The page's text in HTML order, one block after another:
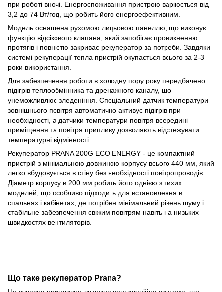
при роботі вночі. Енергоспоживання пристрою варіюється від
3,2 до 74 Вт/год, що робить його енергоефективним.
Модель оснащена рухомою лицьовою панеллю, що виконує
функцію відсікового клапана, який запобігає проникненню
протягів і повністю закриває рекуператор за потреби. Завдяки
системі рекуперації тепла пристрій окупається всього за 2-3
роки використання.
Для забезпечення роботи в холодну пору року передбачено
підігрів теплообмінника та дренажного каналу, що
унеможливлює зледеніння. Спеціальний датчик температури
зовнішнього повітря автоматично активує підігрів при
необхідності, а датчики температури повітря всередині
приміщення та повітря припливу дозволяють відстежувати
температурні відмінності.
Рекуператор PRANA 200G ECO ENERGY - це компактний
пристрій з мінімальною довжиною корпусу всього 440 мм, який
легко вбудовується в стіну без необхідності повітропроводів.
Діаметр корпусу в 200 мм робить його однією з тихих
моделей, що особливо підходить для встановлення в
спальнях і кабінетах, де потрібен мінімальний рівень шуму і
стабільне забезпечення свіжим повітрям навіть на низьких
швидкостях вентиляторів.
Що таке рекуператор Prana?